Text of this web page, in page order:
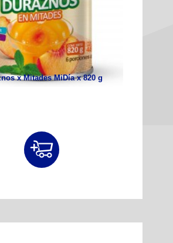
x Mitades MiDía x 820 g